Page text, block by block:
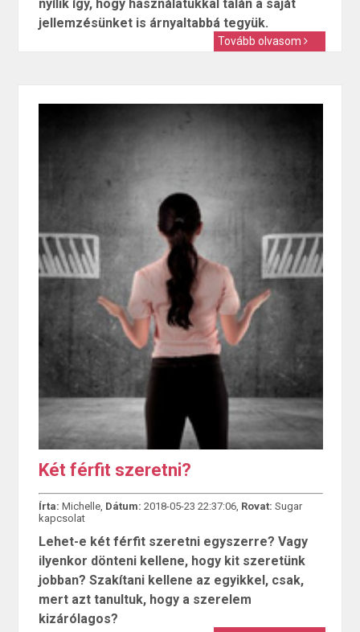
nyílik így, hogy használatukkal talán a saját
jellemzésünket is árnyaltabbá tegyük.
Tovább olvasom
Két férfit szeretni?
Írta: Michelle, Dátum: 2018-05-23 22:37:06, Rovat: Sugar
kapcsolat
Lehet-e két férfit szeretni egyszerre? Vagy
ilyenkor dönteni kellene, hogy kit szeretünk
jobban? Szakítani kellene az egyikkel, csak,
mert azt tanultuk, hogy a szerelem
kizárólagos?